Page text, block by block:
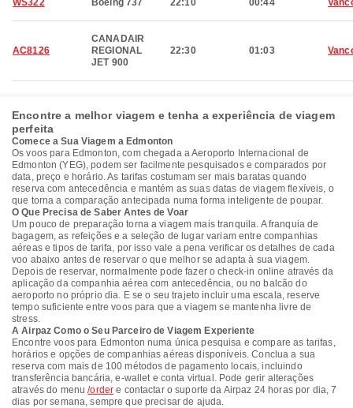
WS322 Boeing 737 22:10 00:44
AC8126
CANADAIR
REGIONAL
JET 900
22:30 01:03
Encontre a melhor viagem e tenha a experiência de viagem
perfeita
Comece a Sua Viagem a Edmonton
Os voos para Edmonton, com chegada a Aeroporto Internacional de
Edmonton (YEG), podem ser facilmente pesquisados e comparados por
data, preço e horário. As tarifas costumam ser mais baratas quando
reserva com antecedência e mantém as suas datas de viagem flexíveis, o
que torna a comparação antecipada numa forma inteligente de poupar.
O Que Precisa de Saber Antes de Voar
Um pouco de preparação torna a viagem mais tranquila. A franquia de
bagagem, as refeições e a seleção de lugar variam entre companhias
aéreas e tipos de tarifa, por isso vale a pena verificar os detalhes de cada
voo abaixo antes de reservar o que melhor se adapta à sua viagem.
Depois de reservar, normalmente pode fazer o check-in online através da
aplicação da companhia aérea com antecedência, ou no balcão do
aeroporto no próprio dia. E se o seu trajeto incluir uma escala, reserve
tempo suficiente entre voos para que a viagem se mantenha livre de
stress.
A Airpaz Como o Seu Parceiro de Viagem Experiente
Encontre voos para Edmonton numa única pesquisa e compare as tarifas,
horários e opções de companhias aéreas disponíveis. Conclua a sua
reserva com mais de 100 métodos de pagamento locais, incluindo
transferência bancária, e-wallet e conta virtual. Pode gerir alterações
através do menu/order e contactar o suporte da Airpaz 24 horas por dia, 7
dias por semana, sempre que precisar de ajuda.